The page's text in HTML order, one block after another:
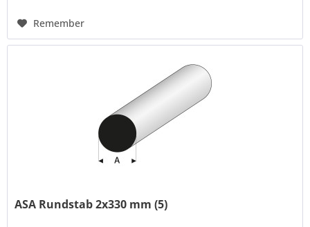
Remember
ASA Rundstab 2x330 mm (5)